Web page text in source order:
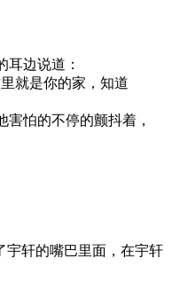
边说道：
就是你的家，知道
怕的不停的颤抖着，
宇轩的嘴巴里面，在宇轩